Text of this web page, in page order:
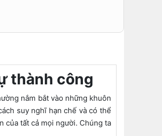
thành công
nắm bắt vào những khuôn
suy nghĩ hạn chế và có thể
của tất cả mọi người. Chúng ta